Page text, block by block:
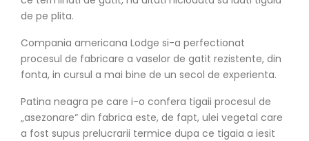
de pe plita.
Compania americana Lodge si-a perfectionat
procesul de fabricare a vaselor de gatit rezistente, din
fonta, in cursul a mai bine de un secol de experienta.
Patina neagra pe care i-o confera tigaii procesul de
„asezonare“ din fabrica este, de fapt, ulei vegetal care
a fost supus prelucrarii termice dupa ce tigaia a iesit